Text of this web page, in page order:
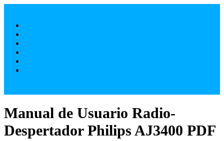
contenido
Manual de Usuario Radio-
Despertador Philips AJ3400 PDF